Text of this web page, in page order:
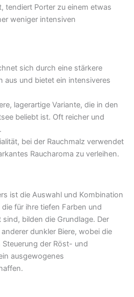
tendiert Porter zu einem etwas
weniger intensiven
sich durch eine stärkere
aus und bietet ein intensiveres
lagerartige Variante, die in den
beliebt ist. Oft reicher und
bei der Rauchmalz verwendet
Raucharoma zu verleihen.
ist die Auswahl und Kombination
für ihre tiefen Farben und
bilden die Grundlage. Der
dunkler Biere, wobei die
der Röst- und
ausgewogenes